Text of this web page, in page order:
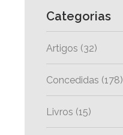
Categorias
Artigos (32)
Concedidas (178)
Livros (15)